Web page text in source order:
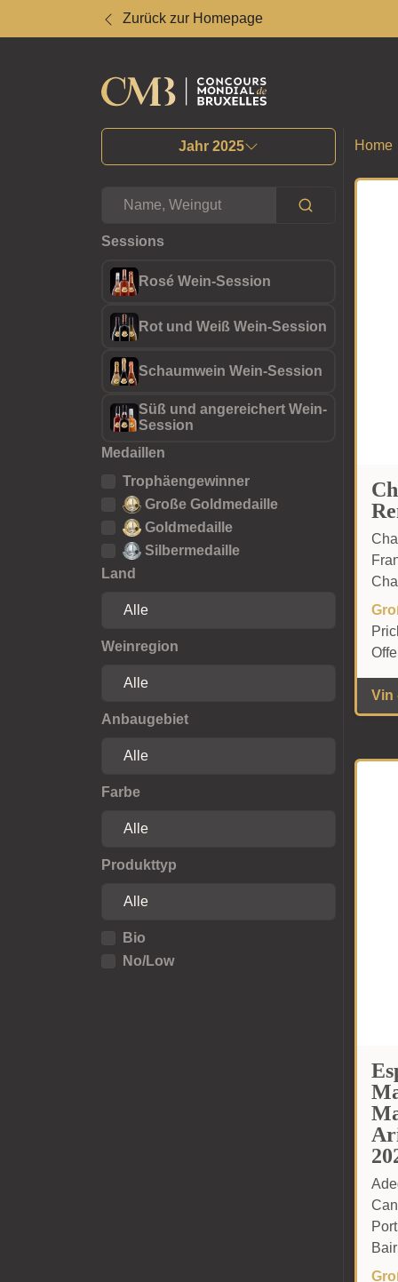
Zurück zur Homepage
Alle Ergebnisse
Jahr 2025
Sessions
Rosé Wein-Session
Rot und Weiß Wein-Session
Schaumwein Wein-Session
Süß und angereichert Wein-
Session
Medaillen
Trophäengewinner
Große Goldmedaille
Goldmedaille
Silbermedaille
Land
Weinregion
Anbaugebiet
Farbe
Produkttyp
Bio
No/Low
Home
Vin